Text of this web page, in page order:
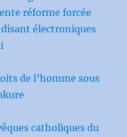
réforme forcée
électroniques
de l’homme sous
catholiques du